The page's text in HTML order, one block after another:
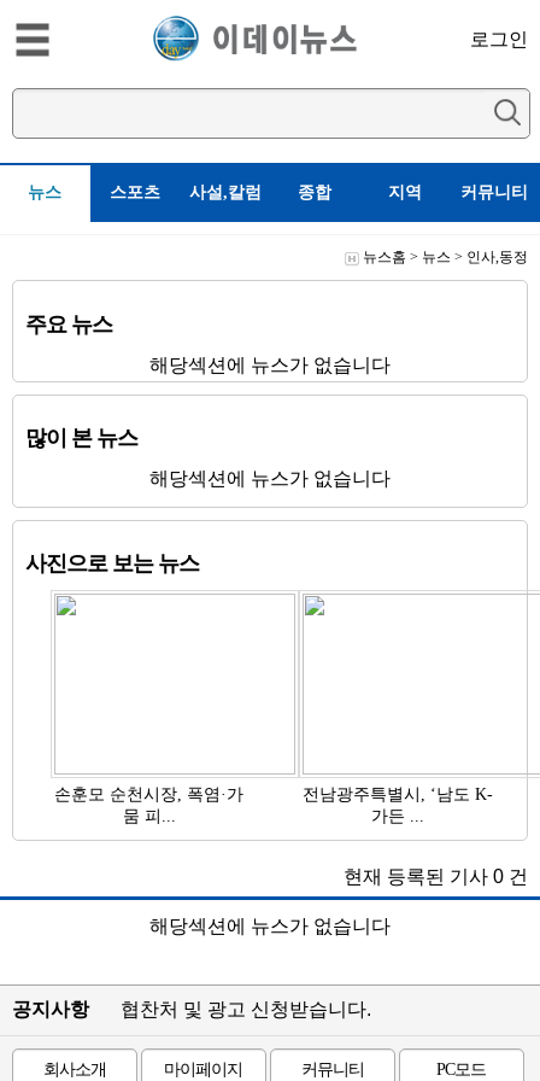
로그인
뉴스 스포츠 사설,칼럼 종합 지역 커뮤니티
뉴스홈 > 뉴스 > 인사,동정
주요 뉴스
해당섹션에 뉴스가 없습니다
많이 본 뉴스
해당섹션에 뉴스가 없습니다
사진으로 보는 뉴스
손훈모 순천시장, 폭염·가
뭄 피...
전남광주특별시, ‘남도 K-
가든 ...
현재 등록된 기사 0 건
해당섹션에 뉴스가 없습니다
공지사항 협찬처 및 광고 신청받습니다.
회사소개 마이페이지 커뮤니티 PC모드